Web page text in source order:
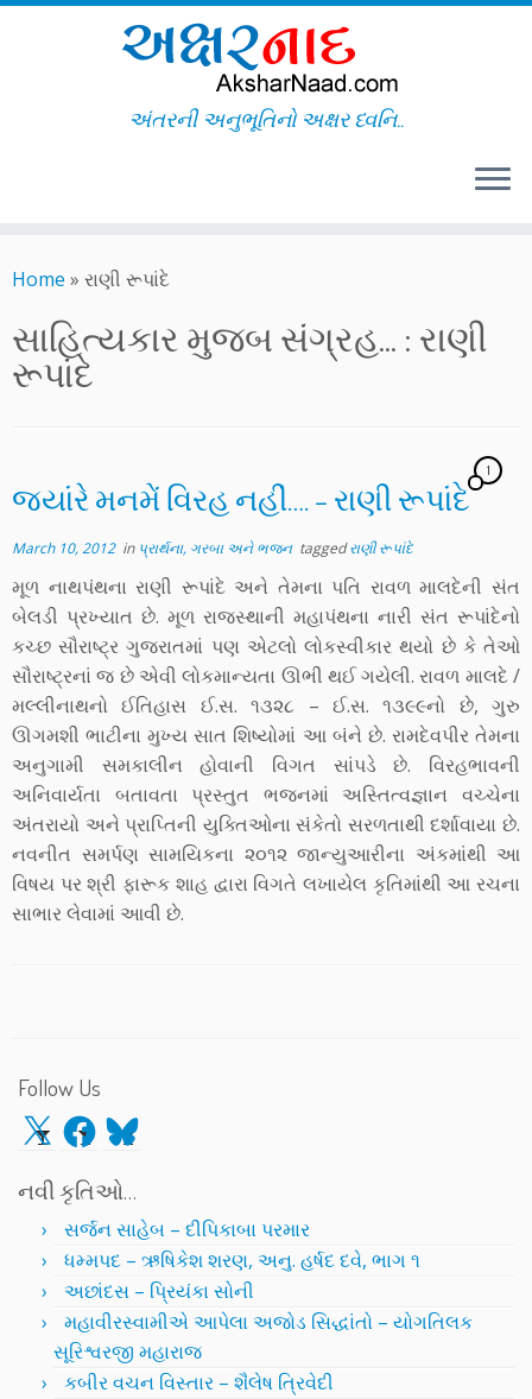
to
અંતરની અનુભૂતિનો અક્ષર ધ્વનિ..
Home » રાણી રૂપાંદે
સાહિત્યકાર મુજબ સંગ્રહ... : રાણી
રૂપાંદે
જ્યાંરે મનમેં વિરહ નહીં…. – રાણી રૂપાંદે
1
March 10, 2012in પ્રાર્થના, ગરબા અને ભજન taggedરાણી રૂપાંદે
મૂળ નાથપંથના રાણી રૂપાંદે અને તેમના પતિ રાવળ માલદેની સંત
બેલડી પ્રખ્યાત છે. મૂળ રાજસ્થાની મહાપંથના નારી સંત રૂપાંદેનો
કચ્છ સૌરાષ્ટ્ર ગુજરાતમાં પણ એટલો લોકસ્વીકાર થયો છે કે તેઓ
સૌરાષ્ટ્રનાં જ છે એવી લોકમાન્યતા ઊભી થઈ ગયેલી. રાવળ માલદે /
મલ્લીનાથનો ઈતિહાસ ઈ.સ. ૧૩૨૮ – ઈ.સ. ૧૩૯૯નો છે, ગુરુ
ઊગમશી ભાટીના મુખ્ય સાત શિષ્યોમાં આ બંને છે. રામદેવપીર તેમના
અનુગામી સમકાલીન હોવાની વિગત સાંપડે છે. વિરહભાવની
અનિવાર્યતા બતાવતા પ્રસ્તુત ભજનમાં અસ્તિત્વજ્ઞાન વચ્ચેના
અંતરાયો અને પ્રાપ્તિની યુક્તિઓના સંકેતો સરળતાથી દર્શાવાયા છે.
નવનીત સમર્પણ સામયિકના ૨૦૧૨ જાન્યુઆરીના અંકમાંથી આ
વિષય પર શ્રી ફારૂક શાહ દ્વારા વિગતે લખાયેલ કૃતિમાંથી આ રચના
સાભાર લેવામાં આવી છે.
Follow Us
X Facebook
Bluesky
નવી કૃતિઓ…
સર્જન સાહેબ – દીપિકાબા પરમાર
ધમ્મપદ – ઋષિકેશ શરણ, અનુ. હર્ષદ દવે, ભાગ ૧
અછાંદસ – પ્રિયંકા સોની
મહાવીરસ્વામીએ આપેલા અજોડ સિદ્ધાંતો – યોગતિલક
સૂરિશ્વરજી મહારાજ
કબીર વચન વિસ્તાર – શૈલેષ ત્રિવેદી